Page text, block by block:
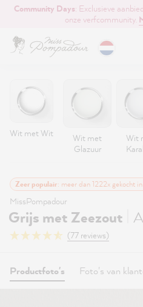
hoofdinhoud
Community Days: Exclusieve
onze verfcommunity.
Wit met Wit
Wit met
Glazuur
Wit
Zeer populair: meer dan 1222x gekocht
MissPompadour
Grijs met Zeezout
(77 reviews)
Productfoto's Foto's van